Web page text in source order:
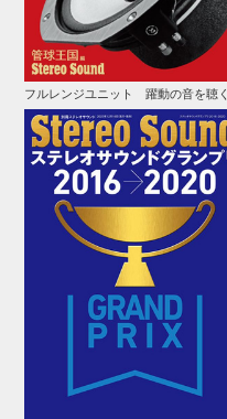
フルレンジユニット 躍動の音を聴く